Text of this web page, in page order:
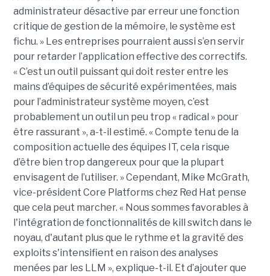
administrateur désactive par erreur une fonction
critique de gestion de la mémoire, le système est
fichu. » Les entreprises pourraient aussi s’en servir
pour retarder l’application effective des correctifs.
« C’est un outil puissant qui doit rester entre les
mains d’équipes de sécurité expérimentées, mais
pour l’administrateur système moyen, c’est
probablement un outil un peu trop « radical » pour
être rassurant », a-t-il estimé. « Compte tenu de la
composition actuelle des équipes IT, cela risque
d’être bien trop dangereux pour que la plupart
envisagent de l’utiliser. » Cependant, Mike McGrath,
vice-président Core Platforms chez Red Hat pense
que cela peut marcher. « Nous sommes favorables à
l'intégration de fonctionnalités de kill switch dans le
noyau, d'autant plus que le rythme et la gravité des
exploits s'intensifient en raison des analyses
menées par les LLM », explique-t-il. Et d’ajouter que